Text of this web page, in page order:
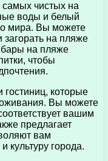
чистых на
воды и белый
мира. Вы можете
на пляже
на пляже
чтобы
гостиниц, которые
Вы можете
вашим
предлагает
вам
культуру города.